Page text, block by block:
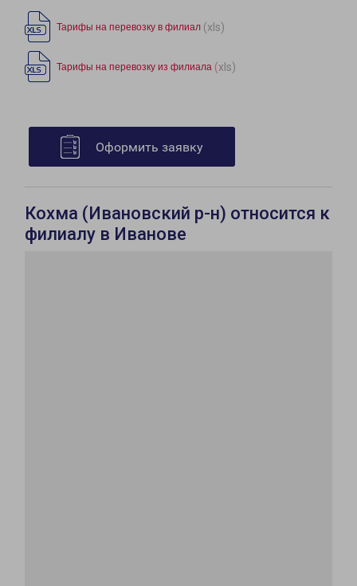
Тарифы на перевозку в филиал (xls)
Тарифы на перевозку из филиала (xls)
Оформить заявку
Кохма (Ивановский р-н) относится к
филиалу в Иванове